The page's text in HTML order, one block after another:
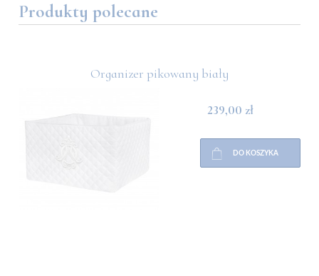
Produkty polecane
Organizer pikowany biały
239,00 zł
DO KOSZYKA